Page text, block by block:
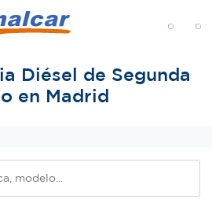
Diésel de Segunda
en Madrid